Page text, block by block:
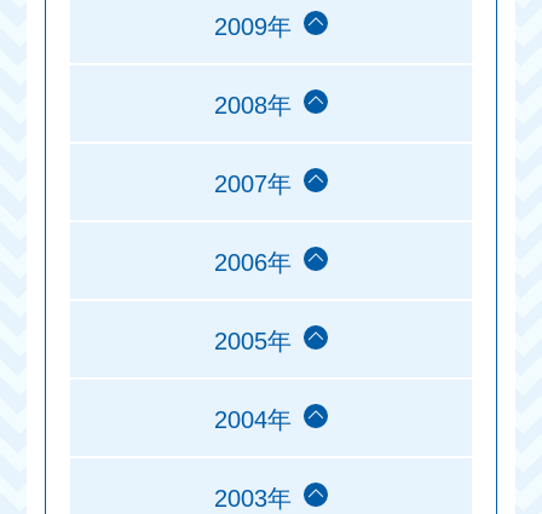
2009年
2008年
2007年
2006年
2005年
2004年
2003年